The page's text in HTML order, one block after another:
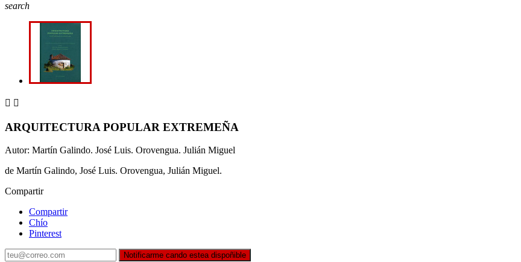
search
 
ARQUITECTURA POPULAR EXTREMEÑA
Autor: Martín Galindo. José Luis. Orovengua. Julián Miguel
de Martín Galindo, José Luis. Orovengua, Julián Miguel.
Compartir
Compartir
Chío
Pinterest
Notificarme cando estea dispoñible